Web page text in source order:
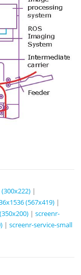
|
(567x419) |
|screenr-
|screenr-service-small